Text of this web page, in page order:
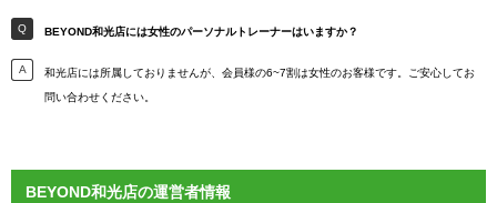
BEYOND和光店には女性のパーソナルトレーナーはいますか？
和光店には所属しておりませんが、会員様の6~7割は女性のお客様です。ご安心してお
問い合わせください。
BEYOND和光店の運営者情報